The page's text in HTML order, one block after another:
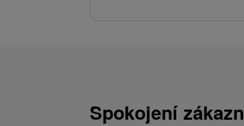
Spokojení